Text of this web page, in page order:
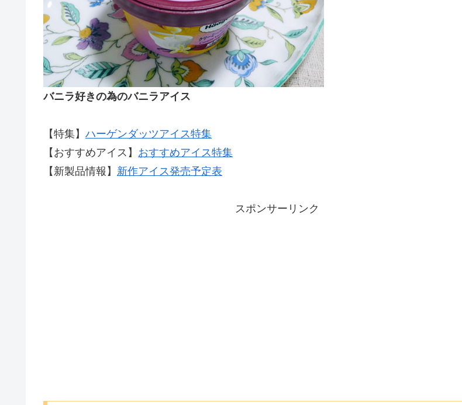
バニラ好きの為のバニラアイス
【特集】 ハーゲンダッツアイス特集
【おすすめアイス】 おすすめアイス特集
【新製品情報】 新作アイス発売予定表
スポンサーリンク